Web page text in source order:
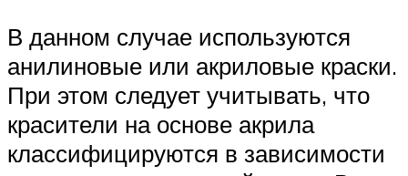
В данном случае используются
анилиновые или акриловые краски.
При этом следует учитывать, что
красители на основе акрила
классифицируются в зависимости